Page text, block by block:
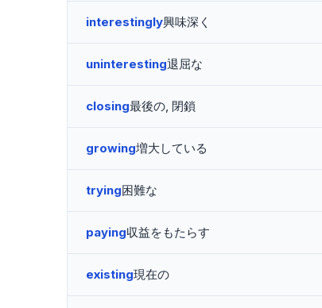
interestingly興味深く
uninteresting退屈な
closing最後の, 閉鎖
growing増大している
trying困難な
paying収益をもたらす
existing現在の